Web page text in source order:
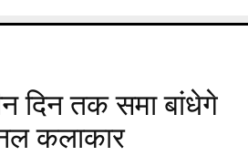
दिन तक समा बांधेगे
कलाकार